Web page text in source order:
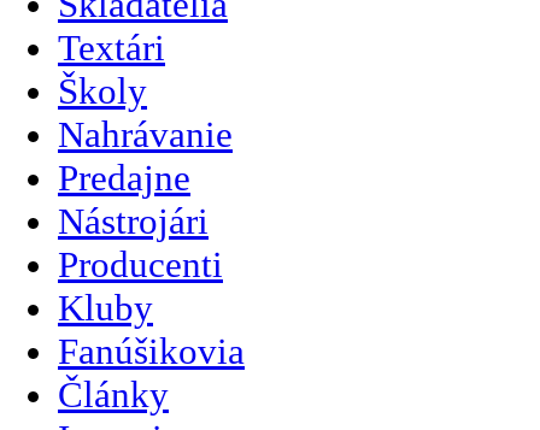
Textári
Školy
Nahrávanie
Predajne
Nástrojári
Producenti
Kluby
Fanúšikovia
Články